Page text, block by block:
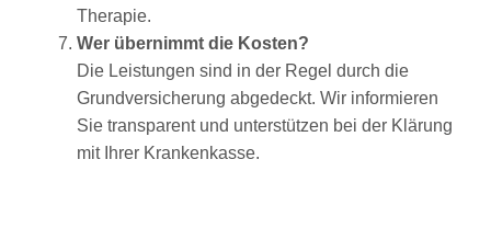
Therapie.
Wer übernimmt die Kosten?
Die Leistungen sind in der Regel durch die
Grundversicherung abgedeckt. Wir informieren
Sie transparent und unterstützen bei der Klärung
mit Ihrer Krankenkasse.